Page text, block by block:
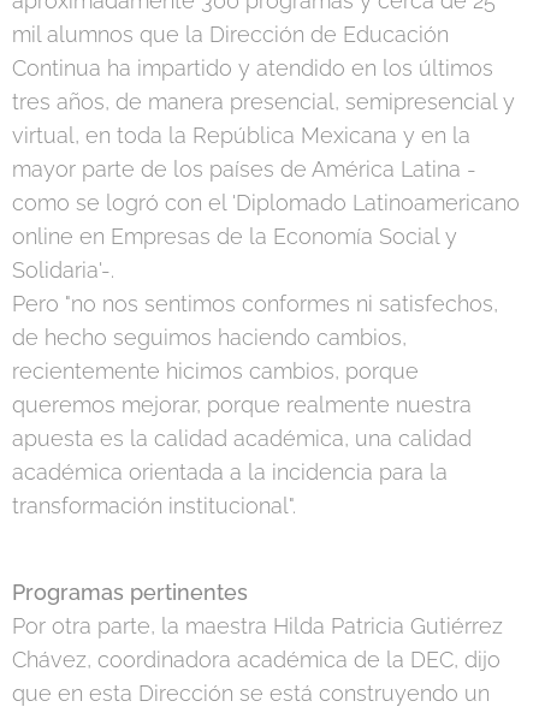
mil alumnos que la Dirección de Educación
Continua ha impartido y atendido en los últimos
tres años, de manera presencial, semipresencial y
virtual, en toda la República Mexicana y en la
mayor parte de los países de América Latina -
como se logró con el 'Diplomado Latinoamericano
online en Empresas de la Economía Social y
Solidaria'-.
Pero "no nos sentimos conformes ni satisfechos,
de hecho seguimos haciendo cambios,
recientemente hicimos cambios, porque
queremos mejorar, porque realmente nuestra
apuesta es la calidad académica, una calidad
académica orientada a la incidencia para la
transformación institucional".
Programas pertinentes
Por otra parte, la maestra Hilda Patricia Gutiérrez
Chávez, coordinadora académica de la DEC, dijo
que en esta Dirección se está construyendo un